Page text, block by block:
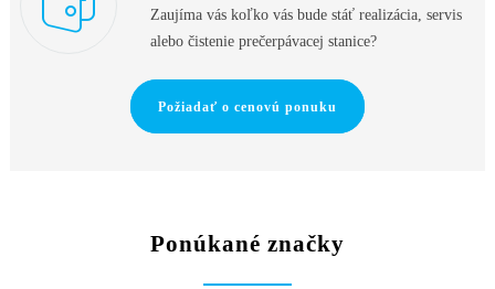
Zaujíma vás koľko vás bude stáť realizácia, servis
alebo čistenie prečerpávacej stanice?
Požiadať o cenovú ponuku
Ponúkané značky